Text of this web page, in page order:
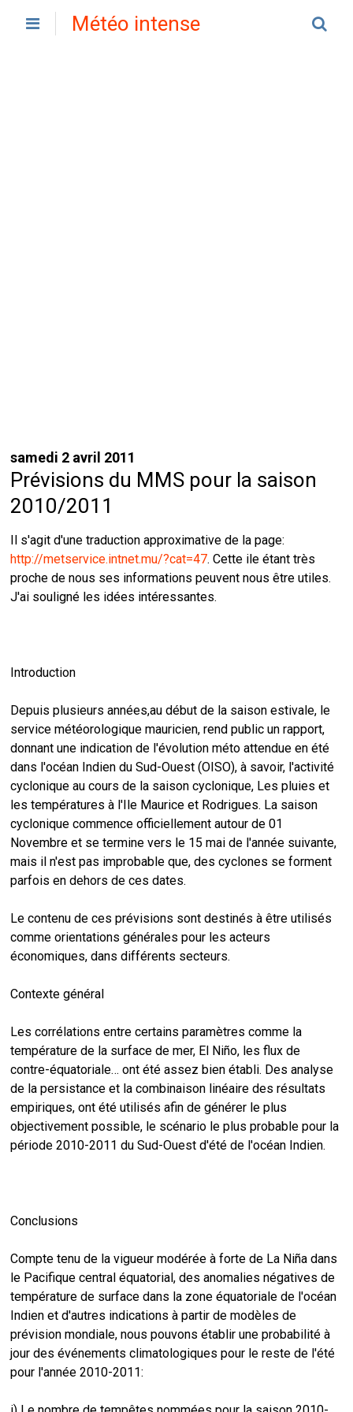
Météo intense
samedi 2 avril 2011
Prévisions du MMS pour la saison
2010/2011
Il s'agit d'une traduction approximative de la page:
http://metservice.intnet.mu/?cat=47. Cette ile étant très
proche de nous ses informations peuvent nous être utiles.
J'ai souligné les idées intéressantes.
Introduction
Depuis plusieurs années,au début de la saison estivale, le
service météorologique mauricien, rend public un rapport,
donnant une indication de l'évolution méto attendue en été
dans l'océan Indien du Sud-Ouest (OISO), à savoir, l'activité
cyclonique au cours de la saison cyclonique, Les pluies et
les températures à l'Ile Maurice et Rodrigues. La saison
cyclonique commence officiellement autour de 01
Novembre et se termine vers le 15 mai de l'année suivante,
mais il n'est pas improbable que, des cyclones se forment
parfois en dehors de ces dates.
Le contenu de ces prévisions sont destinés à être utilisés
comme orientations générales pour les acteurs
économiques, dans différents secteurs.
Contexte général
Les corrélations entre certains paramètres comme la
température de la surface de mer, El Niño, les flux de
contre-équatoriale… ont été assez bien établi. Des analyse
de la persistance et la combinaison linéaire des résultats
empiriques, ont été utilisés afin de générer le plus
objectivement possible, le scénario le plus probable pour la
période 2010-2011 du Sud-Ouest d'été de l'océan Indien.
Conclusions
Compte tenu de la vigueur modérée à forte de La Niña dans
le Pacifique central équatorial, des anomalies négatives de
température de surface dans la zone équatoriale de l'océan
Indien et d'autres indications à partir de modèles de
prévision mondiale, nous pouvons établir une probabilité à
jour des événements climatologiques pour le reste de l'été
pour l'année 2010-2011: